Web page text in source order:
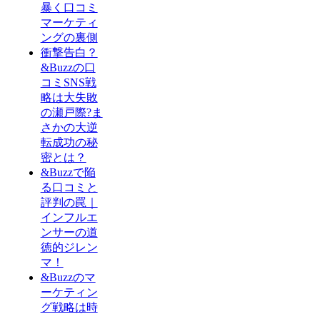
暴く口コミ
マーケティ
ングの裏側
衝撃告白？
&Buzzの口
コミSNS戦
略は大失敗
の瀬戸際?ま
さかの大逆
転成功の秘
密とは？
&Buzzで陥
る口コミと
評判の罠｜
インフルエ
ンサーの道
徳的ジレン
マ！
&Buzzのマ
ーケティン
グ戦略は時